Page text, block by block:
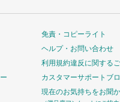
免責・コピーライト
ヘルプ・お問い合わせ
利用規約違反に関する
カスタマーサポートブ
現在のお気持ちをお聞